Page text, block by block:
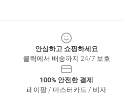
안심하고 쇼핑하세요
클릭에서 배송까지 24/7 보호
100% 안전한 결제
페이팔 / 마스터카드 / 비자